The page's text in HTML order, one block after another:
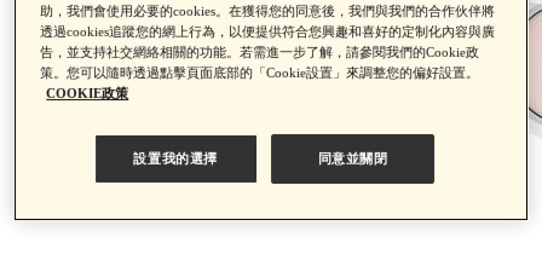
助，我們會使用必要的cookies。在獲得您的同意後，我們與我們的合作伙伴將
透過cookies追蹤您的網上行為，以便提供符合您興趣和喜好的定制化內容與廣
告，並支持社交網絡相關的功能。若需進一步了解，請參閱我們的Cookie政
策。您可以隨時透過點擊頁面底部的「Cookie設置」來調整您的偏好設置。
COOKIE政策
設置我的選擇 同意並關閉